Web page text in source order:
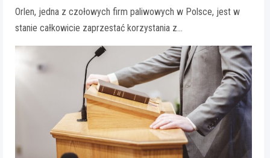
Orlen, jedna z czołowych firm paliwowych w Polsce, jest w
stanie całkowicie zaprzestać korzystania z…